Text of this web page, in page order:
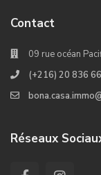
Contact
09 rue océan
(+216) 20 836
Réseaux